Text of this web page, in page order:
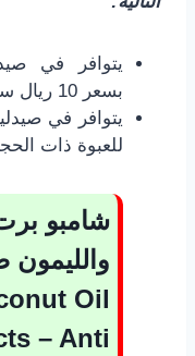
يتوافر في
بسعر 10 ريال سعودي للعبوة ذات الحجم 200 مل.
للعبوة ذات الحجم 400
شامبو
Oil
– Anti